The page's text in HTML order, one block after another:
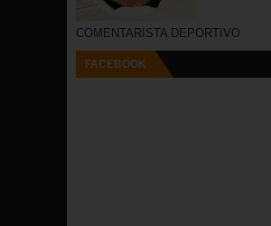
COMENTARISTA DEPORTIVO
FACEBOOK